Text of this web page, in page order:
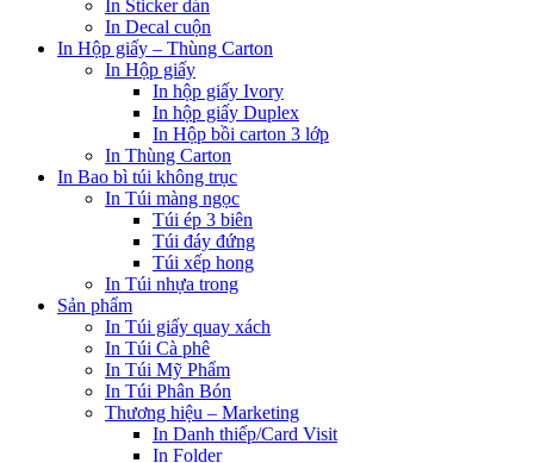
In Sticker dán
In Decal cuộn
In Hộp giấy – Thùng Carton
In Hộp giấy
In hộp giấy Ivory
In hộp giấy Duplex
In Hộp bồi carton 3 lớp
In Thùng Carton
In Bao bì túi không trục
In Túi màng ngọc
Túi ép 3 biên
Túi đáy đứng
Túi xếp hong
In Túi nhựa trong
Sản phẩm
In Túi giấy quay xách
In Túi Cà phê
In Túi Mỹ Phẩm
In Túi Phân Bón
Thương hiệu – Marketing
In Danh thiếp/Card Visit
In Folder